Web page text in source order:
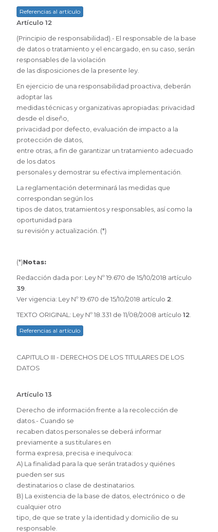
Referencias al artículo
Artículo 12
(Principio de responsabilidad).- El responsable de la base
de datos o tratamiento y el encargado, en su caso, serán
responsables de la violación
de las disposiciones de la presente ley.
En ejercicio de una responsabilidad proactiva, deberán
adoptar las
medidas técnicas y organizativas apropiadas: privacidad
desde el diseño,
privacidad por defecto, evaluación de impacto a la
protección de datos,
entre otras, a fin de garantizar un tratamiento adecuado
de los datos
personales y demostrar su efectiva implementación.
La reglamentación determinará las medidas que
correspondan según los
tipos de datos, tratamientos y responsables, así como la
oportunidad para
su revisión y actualización. (*)
(*)Notas:
Redacción dada por: Ley Nº 19.670 de 15/10/2018 artículo
39
Ver vigencia: Ley Nº 19.670 de 15/10/2018 artículo 2
TEXTO ORIGINAL: Ley Nº 18.331 de 11/08/2008 artículo12
Referencias al artículo
CAPITULO III - DERECHOS DE LOS TITULARES DE LOS
DATOS
Artículo 13
Derecho de información frente a la recolección de
datos.- Cuando se
recaben datos personales se deberá informar
previamente a sus titulares en
forma expresa, precisa e inequívoca:
A) La finalidad para la que serán tratados y quiénes
pueden ser sus
destinatarios o clase de destinatarios.
B) La existencia de la base de datos, electrónico o de
cualquier otro
tipo, de que se trate y la identidad y domicilio de su
responsable.